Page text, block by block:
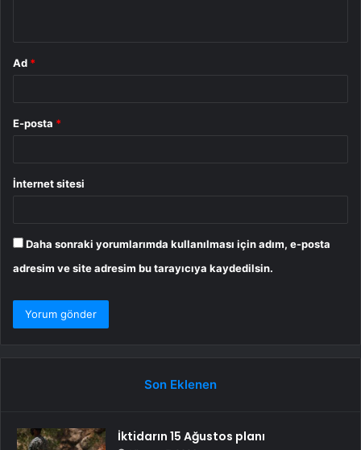
Ad *
E-posta *
İnternet sitesi
Daha sonraki yorumlarımda kullanılması için adım, e-posta
adresim ve site adresim bu tarayıcıya kaydedilsin.
Son Eklenen
İktidarın 15 Ağustos planı